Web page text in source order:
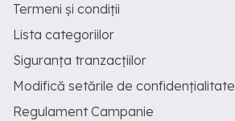
Termeni și condiții
Lista categoriilor
Siguranța tranzacțiilor
Modifică setările de confidențialitate
Regulament Campanie